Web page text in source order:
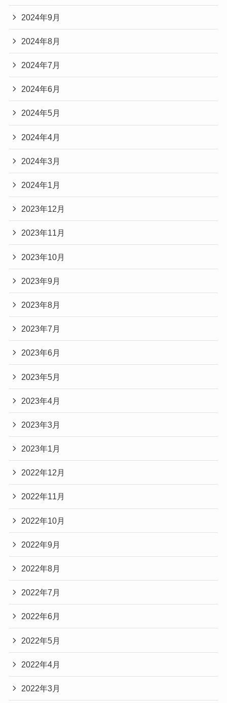
2024年9月
2024年8月
2024年7月
2024年6月
2024年5月
2024年4月
2024年3月
2024年1月
2023年12月
2023年11月
2023年10月
2023年9月
2023年8月
2023年7月
2023年6月
2023年5月
2023年4月
2023年3月
2023年1月
2022年12月
2022年11月
2022年10月
2022年9月
2022年8月
2022年7月
2022年6月
2022年5月
2022年4月
2022年3月